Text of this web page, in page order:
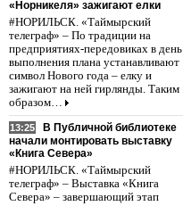
«Норникеля» зажигают елки
#НОРИЛЬСК. «Таймырский
телеграф» – По традиции на
предприятиях-передовиках в день
выполнения плана устанавливают
символ Нового года – елку и
зажигают на ней гирлянды. Таким
образом…
13:25
В Публичной библиотеке
начали монтировать выставку
«Книга Севера»
#НОРИЛЬСК. «Таймырский
телеграф» – Выставка «Книга
Севера» – завершающий этап